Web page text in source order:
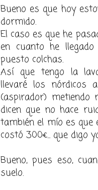
Bueno es que hoy
dormido.
El caso es que he
en cuanto he
puesto colchas.
Así que tengo la
llevaré los nórdicos
(aspirador) metiendo
dicen que no hace
también el mío es que
costó 300€... que digo
Bueno, pues eso,
suelo.